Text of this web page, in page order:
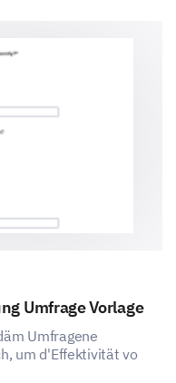
denken, dass wir
auf dem Markt
uns helfen,
zu verstehen.
4 5
Umfrage Vorlage
Umfragene
um d'Effektivität vo